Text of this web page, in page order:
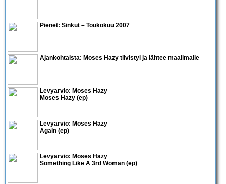
Pienet: Sinkut – Toukokuu 2007
Ajankohtaista: Moses Hazy tiivistyi ja lähtee maailmalle
Levyarvio: Moses Hazy
Moses Hazy (ep)
Levyarvio: Moses Hazy
Again (ep)
Levyarvio: Moses Hazy
Something Like A 3rd Woman (ep)